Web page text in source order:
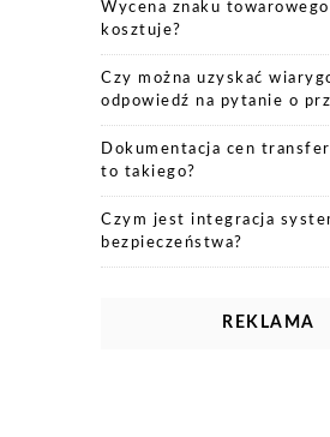
Wycena znaku
kosztuje?
Czy można uzyskać
odpowiedź na pytanie o
Dokumentacja cen
to takiego?
Czym jest integracja
bezpieczeństwa?
REKLAMA